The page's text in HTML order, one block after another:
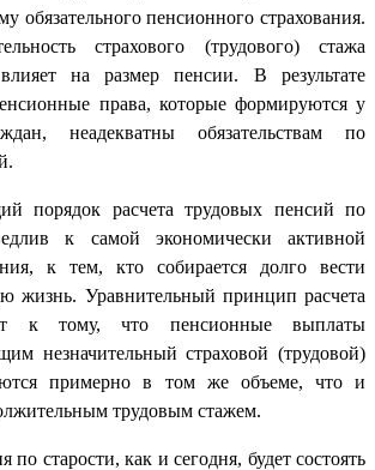
обязательного пенсионного страхования.
страхового (трудового) стажа
на размер пенсии. В результате
права, которые формируются у
неадекватны обязательствам по
расчета трудовых пенсий по
к самой экономически активной
к тем, кто собирается долго вести
жизнь. Уравнительный принцип расчета
к тому, что пенсионные выплаты
незначительный страховой (трудовой)
примерно в том же объеме, что и
трудовым стажем.
старости, как и сегодня, будет состоять